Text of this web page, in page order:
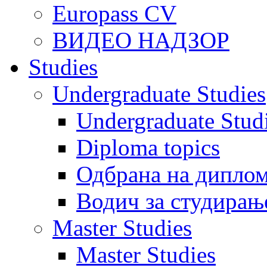
Europass CV
ВИДЕО НАДЗОР
Studies
Undergraduate Studies
Undergraduate
Diploma topics
Одбрана на
Водич за
Master Studies
Master Studies